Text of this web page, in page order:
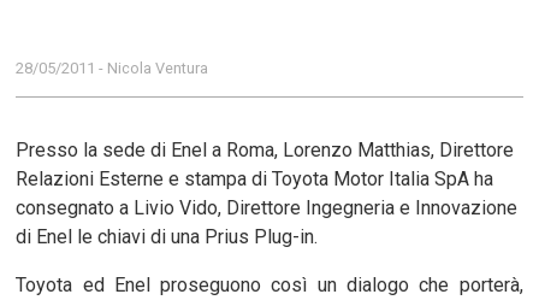
28/05/2011 - Nicola Ventura
Presso la sede di Enel a Roma, Lorenzo Matthias, Direttore
Relazioni Esterne e stampa di Toyota Motor Italia SpA ha
consegnato a Livio Vido, Direttore Ingegneria e Innovazione
di Enel le chiavi di una Prius Plug-in.
Toyota ed Enel proseguono così un dialogo che porterà,